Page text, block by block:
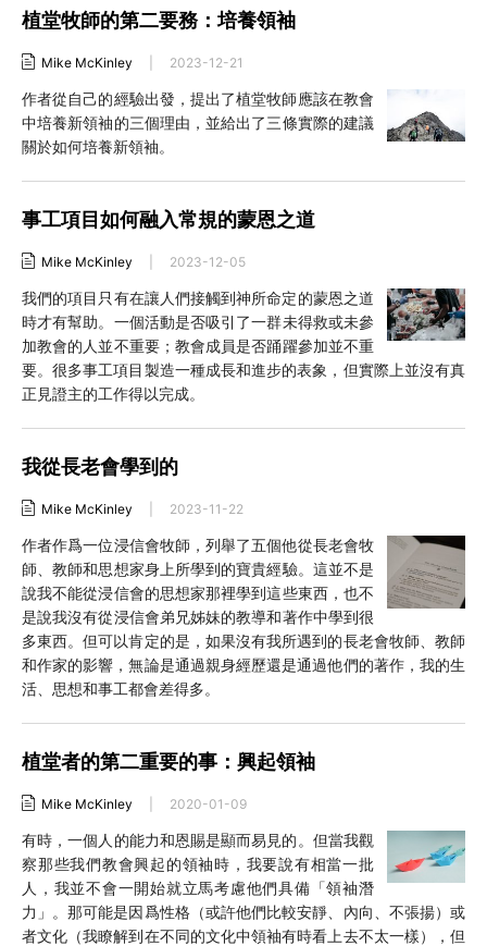
植堂牧師的第二要務：培養領袖
Mike McKinley 2023-12-21
作者從自己的經驗出發，提出了植堂牧師應該在教會
中培養新領袖的三個理由，並給出了三條實際的建議
關於如何培養新領袖。
事工項目如何融入常規的蒙恩之道
Mike McKinley 2023-12-05
我們的項目只有在讓人們接觸到神所命定的蒙恩之道
時才有幫助。一個活動是否吸引了一群未得救或未參
加教會的人並不重要；教會成員是否踊躍參加並不重
要。很多事工項目製造一種成長和進步的表象，但實際上並沒有真
正見證主的工作得以完成。
我從長老會學到的
Mike McKinley 2023-11-22
作者作爲一位浸信會牧師，列舉了五個他從長老會牧
師、教師和思想家身上所學到的寶貴經驗。這並不是
說我不能從浸信會的思想家那裡學到這些東西，也不
是說我沒有從浸信會弟兄姊妹的教導和著作中學到很
多東西。但可以肯定的是，如果沒有我所遇到的長老會牧師、教師
和作家的影響，無論是通過親身經歷還是通過他們的著作，我的生
活、思想和事工都會差得多。
植堂者的第二重要的事：興起領袖
Mike McKinley 2020-01-09
有時，一個人的能力和恩賜是顯而易見的。但當我觀
察那些我們教會興起的領袖時，我要說有相當一批
人，我並不會一開始就立馬考慮他們具備「領袖潛
力」。那可能是因爲性格（或許他們比較安靜、內向、不張揚）或
者文化（我瞭解到在不同的文化中領袖有時看上去不太一樣），但